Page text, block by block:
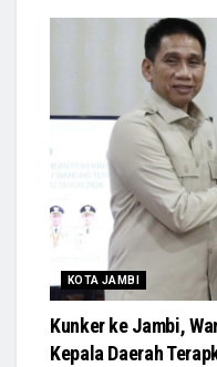
KOTA JAMBI
Kunker ke Jambi,
Kepala Daerah